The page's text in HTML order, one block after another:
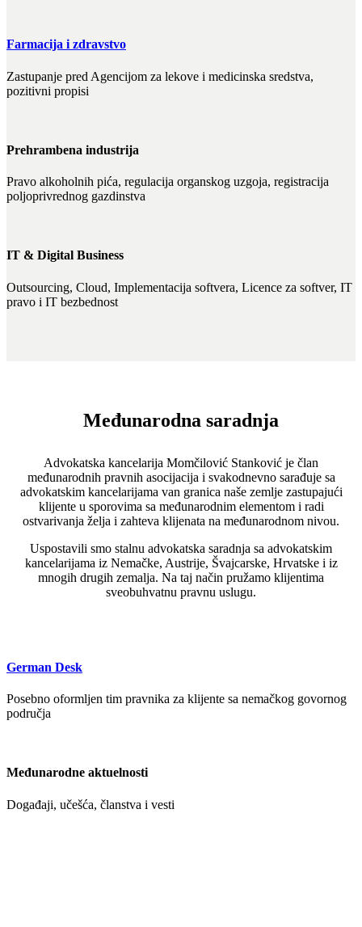
Farmacija i zdravstvo
Zastupanje pred Agencijom za lekove i medicinska sredstva,
pozitivni propisi
Prehrambena industrija
Pravo alkoholnih pića, regulacija organskog uzgoja, registracija
poljoprivrednog gazdinstva
IT & Digital Business
Outsourcing, Cloud, Implementacija softvera, Licence za softver, IT
pravo i IT bezbednost
Međunarodna saradnja
Advokatska kancelarija Momčilović Stanković je član
međunarodnih pravnih asocijacija i svakodnevno sarađuje sa
advokatskim kancelarijama van granica naše zemlje zastupajući
klijente u sporovima sa međunarodnim elementom i radi
ostvarivanja želja i zahteva klijenata na međunarodnom nivou.
Uspostavili smo stalnu advokatska saradnja sa advokatskim
kancelarijama iz Nemačke, Austrije, Švajcarske, Hrvatske i iz
mnogih drugih zemalja. Na taj način pružamo klijentima
sveobuhvatnu pravnu uslugu.
German Desk
Posebno oformljen tim pravnika za klijente sa nemačkog govornog
područja
Međunarodne aktuelnosti
Događaji, učešća, članstva i vesti